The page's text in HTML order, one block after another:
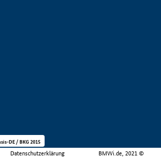
Datenschutzerklärung BMWi.de, 2021 ©
DE / BKG 2015